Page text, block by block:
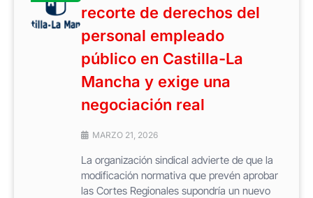
recorte de derechos del
personal empleado
público en Castilla-La
Mancha y exige una
negociación real
MARZO 21, 2026
La organización sindical advierte de que la
modificación normativa que prevén aprobar
las Cortes Regionales supondría un nuevo